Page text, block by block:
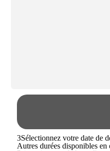
3Sélectionnez votre date de
Autres durées disponibles